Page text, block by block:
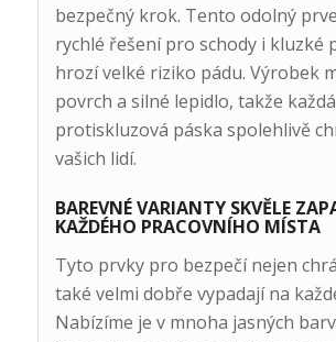
bezpečný krok. Tento odolný
rychlé řešení pro schody i kluzké
hrozí velké riziko pádu. Výrobek
povrch a silné lepidlo, takže každá
protiskluzová páska spolehlivě
vašich lidí.
BAREVNÉ VARIANTY SKVĚLE
KAŽDÉHO PRACOVNÍHO MÍSTA
Tyto prvky pro bezpečí nejen
také velmi dobře vypadají na
Nabízíme je v mnoha jasných